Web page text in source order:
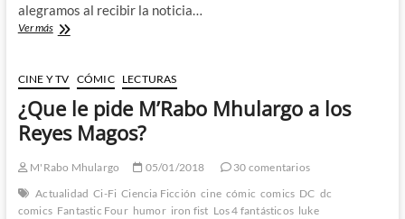
Semana
de
(III)
alegramos al recibir la noticia…
Ver másROM,
grande
de
los
Caballeros
del
ya
tiene
guionista
CINE Y TV CÓMIC LECTURAS
¿Que le pide M’Rabo Mhulargo a los
Reyes Magos?
M'Rabo Mhulargo 05/01/2018
30 comentarios
Actualidad Ci-Fi Ciencia Ficción cine cómic comics DC dc
comics Fantastic Four humor iron fist Los 4 fantásticos luke